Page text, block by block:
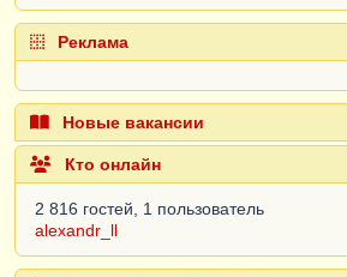
Реклама
Новые вакансии
Кто онлайн
2 816 гостей, 1 пользователь
alexandr_ll